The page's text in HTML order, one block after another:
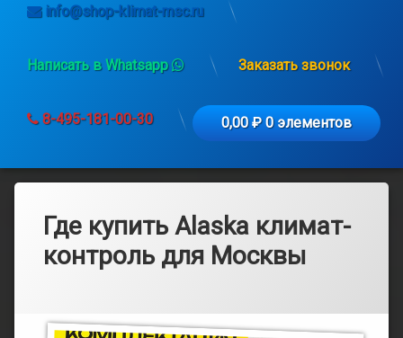
info@shop-klimat-msc.ru
Написать в Whatsapp Заказать звонок
8-495-181-00-30 0,00 ₽0 элементов
Где купить Alaska климат-
контроль для Москвы